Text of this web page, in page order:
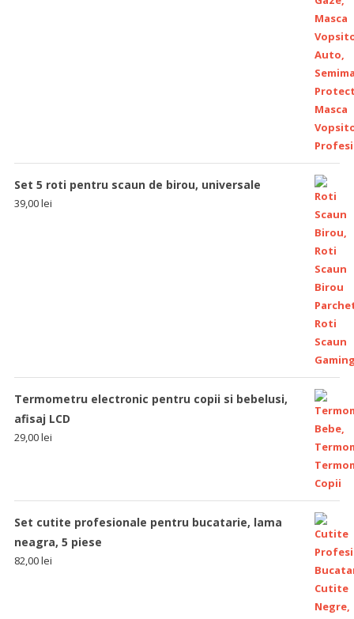
Set 5 roti pentru scaun de birou, universale
39,00lei
Termometru electronic pentru copii si bebelusi,
afisaj LCD
29,00lei
Set cutite profesionale pentru bucatarie, lama
neagra, 5 piese
82,00lei